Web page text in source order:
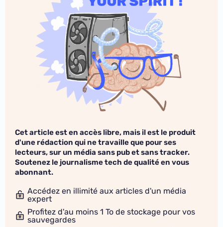
Cet article est en accès libre, mais il est le produit
d'une rédaction qui ne travaille que pour ses
lecteurs, sur un média sans pub et sans tracker.
Soutenez le journalisme tech de qualité en vous
abonnant.
Accédez en illimité aux articles d'un média
expert
Profitez d'au moins 1 To de stockage pour vos
sauvegardes